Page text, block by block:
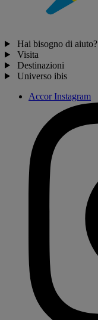
Hai bisogno di aiuto?
Visita
Destinazioni
Universo ibis
Accor Instagram